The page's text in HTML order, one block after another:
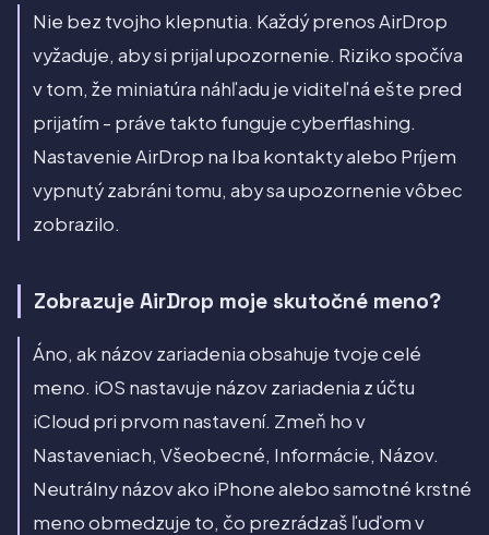
Nie bez tvojho klepnutia. Každý prenos AirDrop
vyžaduje, aby si prijal upozornenie. Riziko spočíva
v tom, že miniatúra náhľadu je viditeľná ešte pred
prijatím - práve takto funguje cyberflashing.
Nastavenie AirDrop na Iba kontakty alebo Príjem
vypnutý zabráni tomu, aby sa upozornenie vôbec
zobrazilo.
Zobrazuje AirDrop moje skutočné meno?
Áno, ak názov zariadenia obsahuje tvoje celé
meno. iOS nastavuje názov zariadenia z účtu
iCloud pri prvom nastavení. Zmeň ho v
Nastaveniach, Všeobecné, Informácie, Názov.
Neutrálny názov ako iPhone alebo samotné krstné
meno obmedzuje to, čo prezrádzaš ľuďom v